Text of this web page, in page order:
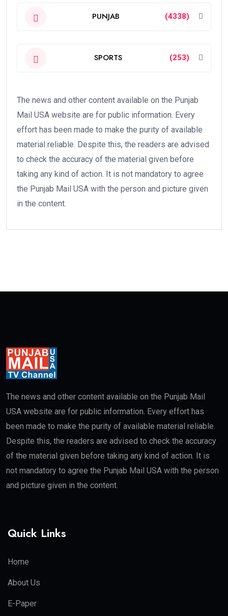
PUNJAB (4338)
SPORTS (253)
The news and other content available on the Punjab
Mail USA website are for public information. Every
effort has been made to make the purity of available
material reliable. Despite this, the readers are advised
to check the accuracy of the material given before
taking any kind of action. It is not mandatory to agree
the Punjab Mail USA with the person and picture given
in the content.
The news and other content available on the Punjab Mail
USA website are for public information. Every effort has
been made to make the purity of available material reliable.
Despite this, the readers are advised to check the accuracy
of the material given before taking any kind of action. It is
not mandatory to agree the Punjab Mail USA with the person
and picture given in the content.
Quick Links
Home
About Us
E-Paper